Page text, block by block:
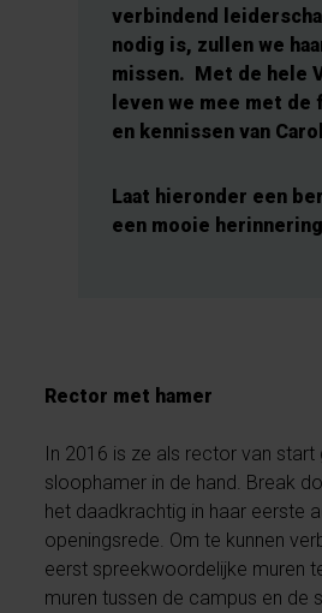
verbindend
nodig is, zullen we
missen. Met de hele
leven we mee met
en kennissen van
Laat hieronder een
een mooie
Rector met hamer
In 2016 is ze als rector van start
sloophamer in de hand. Break
het daadkrachtig in haar eerste
openingsrede. Om te kunnen
eerst spreekwoordelijke muren
muren tussen de campus en de